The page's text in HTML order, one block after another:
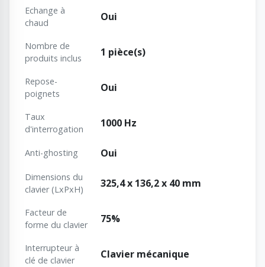
Echange à
chaud
Oui
Nombre de
produits inclus
1 pièce(s)
Repose-
poignets
Oui
Taux
d'interrogation
1000 Hz
Anti-ghosting Oui
Dimensions du
clavier (LxPxH)
325,4 x 136,2 x 40 mm
Facteur de
forme du clavier
75%
Interrupteur à
clé de clavier
Clavier mécanique